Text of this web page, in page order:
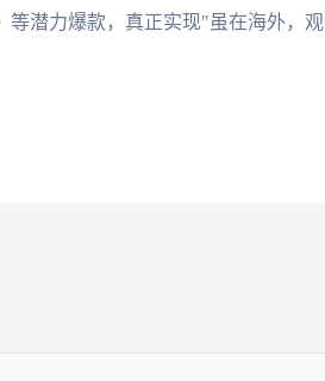
等潜力爆款，真正实现"虽在海外，观